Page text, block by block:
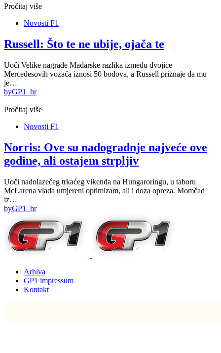
Pročitaj više
Novosti F1
Russell: Što te ne ubije, ojača te
Uoči Velike nagrade Mađarske razlika između dvojice
Mercedesovih vozača iznosi 50 bodova, a Russell priznaje da mu
je…
byGP1_hr
Pročitaj više
Novosti F1
Norris: Ove su nadogradnje najveće ove
godine, ali ostajem strpljiv
Uoči nadolazećeg trkaćeg vikenda na Hungaroringu, u taboru
McLarena vlada umjereni optimizam, ali i doza opreza. Momčad
iz…
byGP1_hr
Arhiva
GP1 impressum
Kontakt